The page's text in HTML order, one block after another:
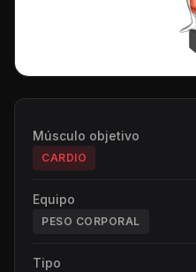
Músculo objetivo
CARDIO
Equipo
PESO CORPORAL
Tipo